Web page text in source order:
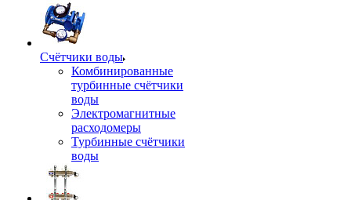
Счётчики воды
Комбинированные
турбинные счётчики
воды
Электромагнитные
расходомеры
Турбинные счётчики
воды